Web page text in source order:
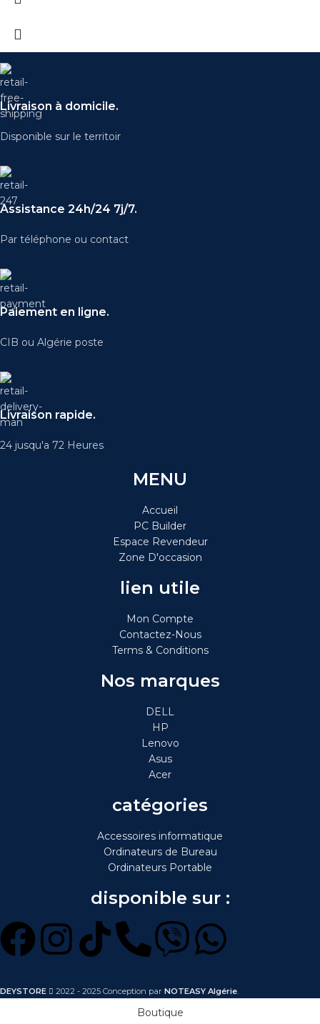
Livraison à domicile.
Disponible sur le territoir
Assistance 24h/24 7j/7.
Par téléphone ou contact
Paiement en ligne.
CIB ou Algérie poste
Livraison rapide.
24 jusqu'a 72 Heures
MENU
Accueil
PC Builder
Espace Revendeur
Zone D'occasion
lien utile
Mon Compte
Contactez-Nous
Terms & Conditions
Nos marques
DELL
HP
Lenovo
Asus
Acer
catégories
Accessoires informatique
Ordinateurs de Bureau
Ordinateurs Portable
disponible sur :
DEYSTORE 2022 - 2025 Conception par NOTEASY Algérie.
Boutique